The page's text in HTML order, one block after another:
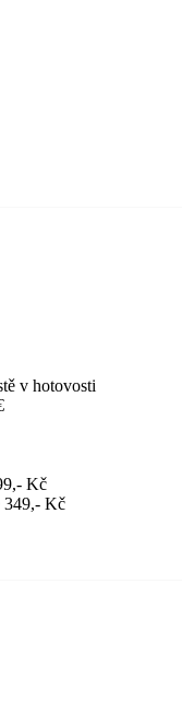
v hotovosti
Kč
349,- Kč